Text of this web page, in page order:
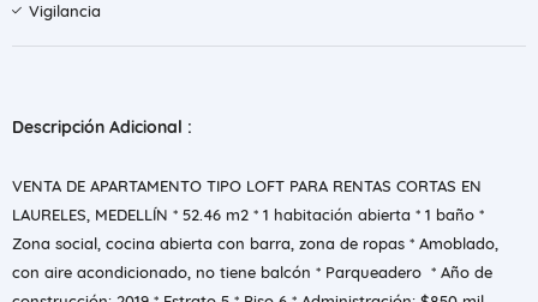
Vigilancia
Descripción Adicional :
VENTA DE APARTAMENTO TIPO LOFT PARA RENTAS CORTAS EN
LAURELES, MEDELLÍN * 52.46 m2 * 1 habitación abierta * 1 baño *
Zona social, cocina abierta con barra, zona de ropas * Amoblado,
con aire acondicionado, no tiene balcón * Parqueadero * Año de